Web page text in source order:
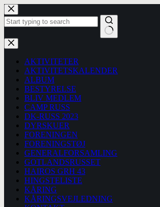
Fortsæt
til
indhold
Ingen
resultater
AKTIVITETER
AKTIVITETSKALENDER
ALBUM
BESTYRELSE
BLIV MEDLEM
CAMP RUSS
DK-RUSS 2023
DYRSKUER
FORENINGEN
FORENINGSTØJ
GENERALFORSAMLING
GOTLANDSRUSSET
HAIROS GRH 43
HINGSTELISTE
KÅRING
KÅRINGSVEJLEDNING